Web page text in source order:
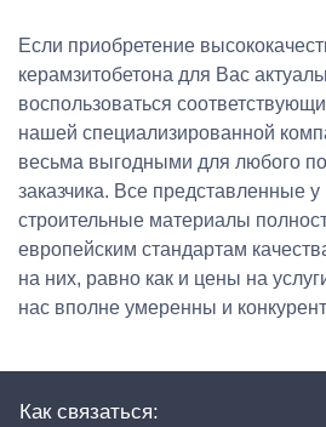
Если приобретение
керамзитобетона для Вас
воспользоваться
нашей специализированной
весьма выгодными для любого
заказчика. Все представленные
строительные материалы
европейским стандартам
на них, равно как и цены на
нас вполне умеренны и
Как связаться: